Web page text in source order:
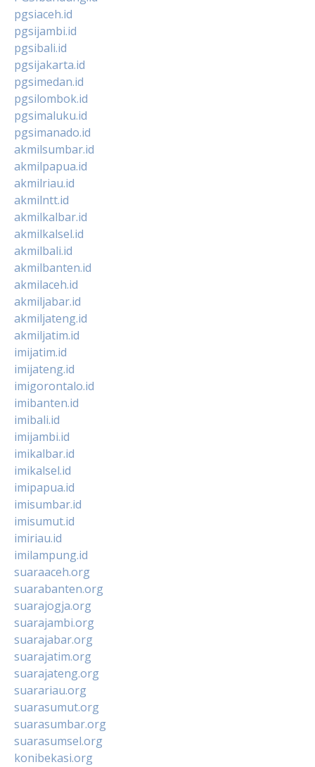
pgsiaceh.id
pgsijambi.id
pgsibali.id
pgsijakarta.id
pgsimedan.id
pgsilombok.id
pgsimaluku.id
pgsimanado.id
akmilsumbar.id
akmilpapua.id
akmilriau.id
akmilntt.id
akmilkalbar.id
akmilkalsel.id
akmilbali.id
akmilbanten.id
akmilaceh.id
akmiljabar.id
akmiljateng.id
akmiljatim.id
imijatim.id
imijateng.id
imigorontalo.id
imibanten.id
imibali.id
imijambi.id
imikalbar.id
imikalsel.id
imipapua.id
imisumbar.id
imisumut.id
imiriau.id
imilampung.id
suaraaceh.org
suarabanten.org
suarajogja.org
suarajambi.org
suarajabar.org
suarajatim.org
suarajateng.org
suarariau.org
suarasumut.org
suarasumbar.org
suarasumsel.org
konibekasi.org